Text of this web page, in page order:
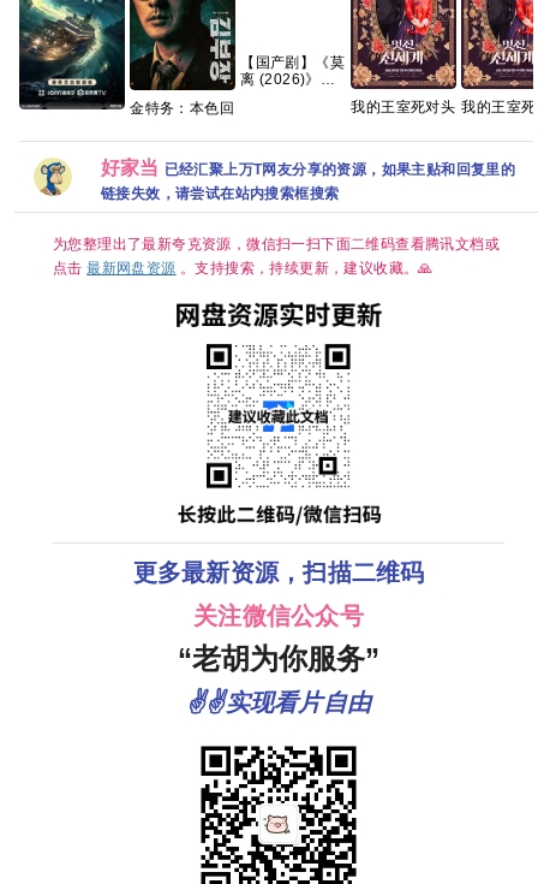
新剧🔥手慢无】
【共33集/4K超
清臻彩 DV
HDR】 【张新
成、丁禹兮｜奇
金特务：本色回
/ 崔大勋 【夸克
百度网盘+】
【国产剧】《莫
离 (2026)》
我的王室死对头
【穿越、爱情】
【林智妍 / 许南
俊】【韩剧中
我的王室
【穿越、
俊】【韩
好家当 已经汇聚上万T网友分享的资源，如果主贴和回复里的
链接失效，请尝试在站内搜索框搜索
为您整理出了最新夸克资源，微信扫一扫下面二维码查看腾讯文档或
点击最新网盘资源 。支持搜索，持续更新，建议收藏。🙏
更多最新资源，扫描二维码
关注微信公众号
“老胡为你服务”
✌✌实现看片自由